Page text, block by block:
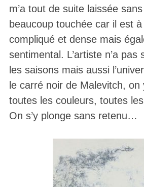
m’a tout de suite laissée
beaucoup touchée car il est
compliqué et dense mais
sentimental. L’artiste n’a pas
les saisons mais aussi
le carré noir de Malevitch, on
toutes les couleurs, toutes
On s’y plonge sans retenu…